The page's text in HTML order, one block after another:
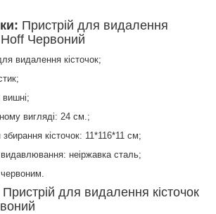
Пристрій для видалення
Hoff Червоний
видалення кісточок;
вигляді: 24 см.;
кісточок: 11*116*11 см;
неіржавка сталь;
Пристрій для видалення кісточок